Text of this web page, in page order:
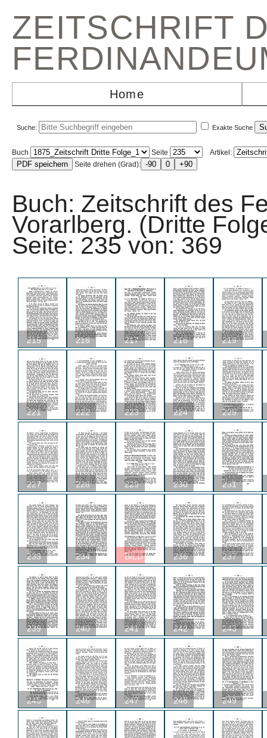
ZEITSCHRIFT
Home
Suche: Exakte Suche
Buch Seite
Artikel:
Seite drehen (Grad):
Buch: Zeitschrift des
Vorarlberg. (Dritte
Seite: 235 von:
215 216 217 218 219
221 222 223 224 225
227 228 229 230 231
233 234 BILD 236 237
239 240 241 242 243
245 246 247 248 249